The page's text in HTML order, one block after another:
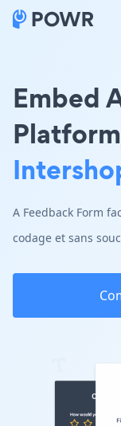
Embed
A Feedback Form
codage et sans